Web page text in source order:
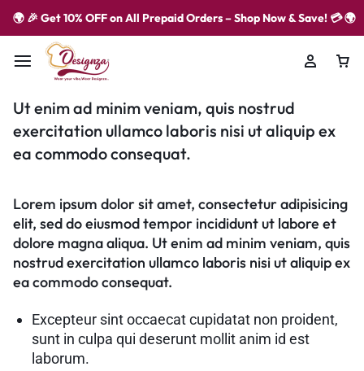
🌍 🎉 Get 10% OFF on All Prepaid Orders – Shop Now & Save! 💳 🌍
Ut enim ad minim veniam, quis nostrud
exercitation ullamco laboris nisi ut aliquip ex
ea commodo consequat.
Lorem ipsum dolor sit amet, consectetur adipisicing
elit, sed do eiusmod tempor incididunt ut labore et
dolore magna aliqua. Ut enim ad minim veniam, quis
nostrud exercitation ullamco laboris nisi ut aliquip ex
ea commodo consequat.
Excepteur sint occaecat cupidatat non proident,
sunt in culpa qui deserunt mollit anim id est
laborum.